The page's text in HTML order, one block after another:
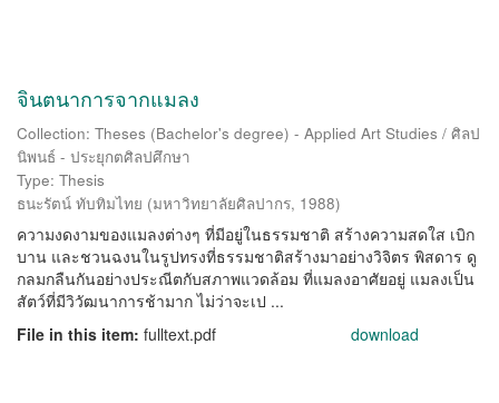
จินตนาการจากแมลง
Collection: Theses (Bachelor's degree) - Applied Art Studies / ศิลป
นิพนธ์ - ประยุกตศิลปศึกษา
Type: Thesis
ธนะรัตน์ ทับทิมไทย (มหาวิทยาลัยศิลปากร, 1988)
ความงดงามของแมลงต่างๆ ที่มีอยู่ในธรรมชาติ สร้างความสดใส เบิก
บาน และชวนฉงนในรูปทรงที่ธรรมชาติสร้างมาอย่างวิจิตร พิสดาร ดู
กลมกลืนกันอย่างประณีตกับสภาพแวดล้อม ที่แมลงอาศัยอยู่ แมลงเป็น
สัตว์ที่มีวิวัฒนาการช้ามาก ไม่ว่าจะเป ...
File in this item: fulltext.pdf download